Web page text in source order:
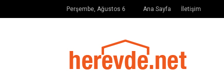
Perşembe, Ağustos 6 Ana Sayfa İletişim